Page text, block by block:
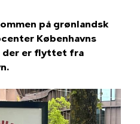
på grønlandsk
Københavns
der er flyttet fra